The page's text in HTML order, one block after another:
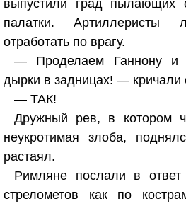
выпустили град пылающих
палатки. Артиллеристы
отработать по врагу.
— Проделаем Ганнону и
дырки в задницах! — кричали
— ТАК!
Дружный рев, в котором
неукротимая злоба,
растаял.
Римляне послали в
стрелометов как по